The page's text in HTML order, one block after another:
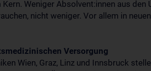
Weniger Absolvent:innen aus den
nicht weniger. Vor allem in
Versorgung
Wien, Graz, Linz und Innsbruck